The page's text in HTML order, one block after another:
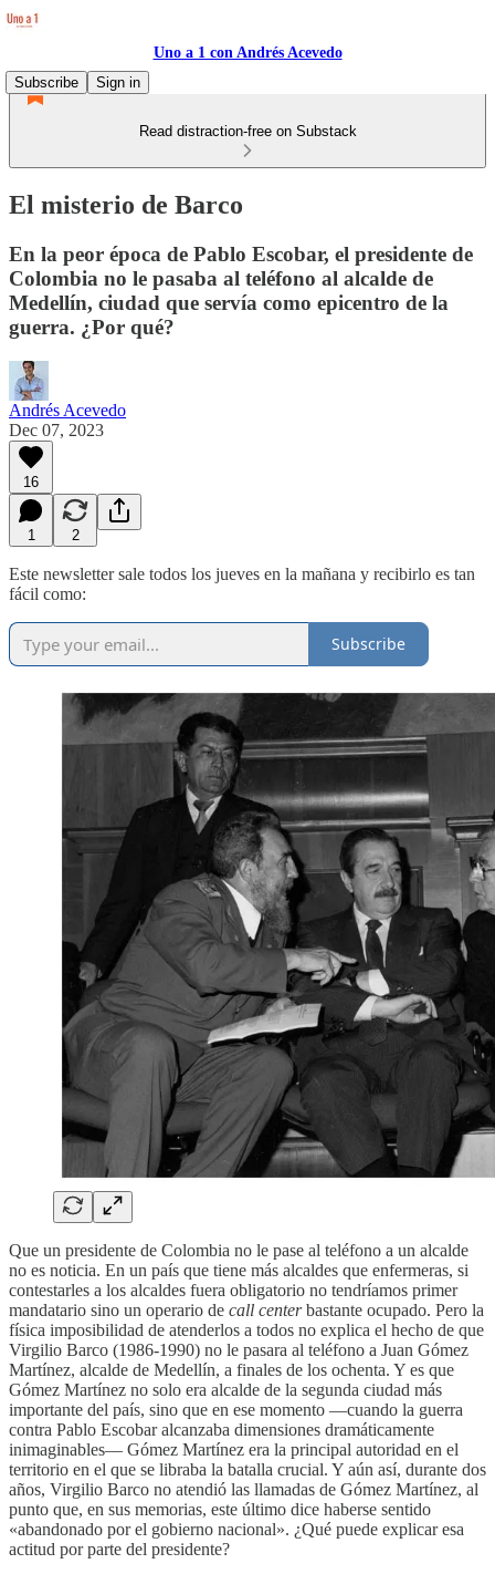
Uno a 1 con Andrés Acevedo
Subscribe
Sign in
Read distraction-free on Substack
El misterio de Barco
En la peor época de Pablo Escobar, el presidente de
Colombia no le pasaba al teléfono al alcalde de
Medellín, ciudad que servía como epicentro de la
guerra. ¿Por qué?
Andrés Acevedo
Dec 07, 2023
16
1 2
Este newsletter sale todos los jueves en la mañana y recibirlo es tan
fácil como:
Subscribe
Que un presidente de Colombia no le pase al teléfono a un alcalde
no es noticia. En un país que tiene más alcaldes que enfermeras, si
contestarles a los alcaldes fuera obligatorio no tendríamos primer
mandatario sino un operario de call centerbastante ocupado. Pero la
física imposibilidad de atenderlos a todos no explica el hecho de que
Virgilio Barco (1986-1990) no le pasara al teléfono a Juan Gómez
Martínez, alcalde de Medellín, a finales de los ochenta. Y es que
Gómez Martínez no solo era alcalde de la segunda ciudad más
importante del país, sino que en ese momento —cuando la guerra
contra Pablo Escobar alcanzaba dimensiones dramáticamente
inimaginables— Gómez Martínez era la principal autoridad en el
territorio en el que se libraba la batalla crucial. Y aún así, durante dos
años, Virgilio Barco no atendió las llamadas de Gómez Martínez, al
punto que, en sus memorias, este último dice haberse sentido
«abandonado por el gobierno nacional». ¿Qué puede explicar esa
actitud por parte del presidente?